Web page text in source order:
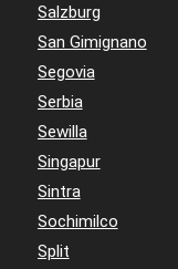
Salzburg
San Gimignano
Segovia
Serbia
Sewilla
Singapur
Sintra
Sochimilco
Split